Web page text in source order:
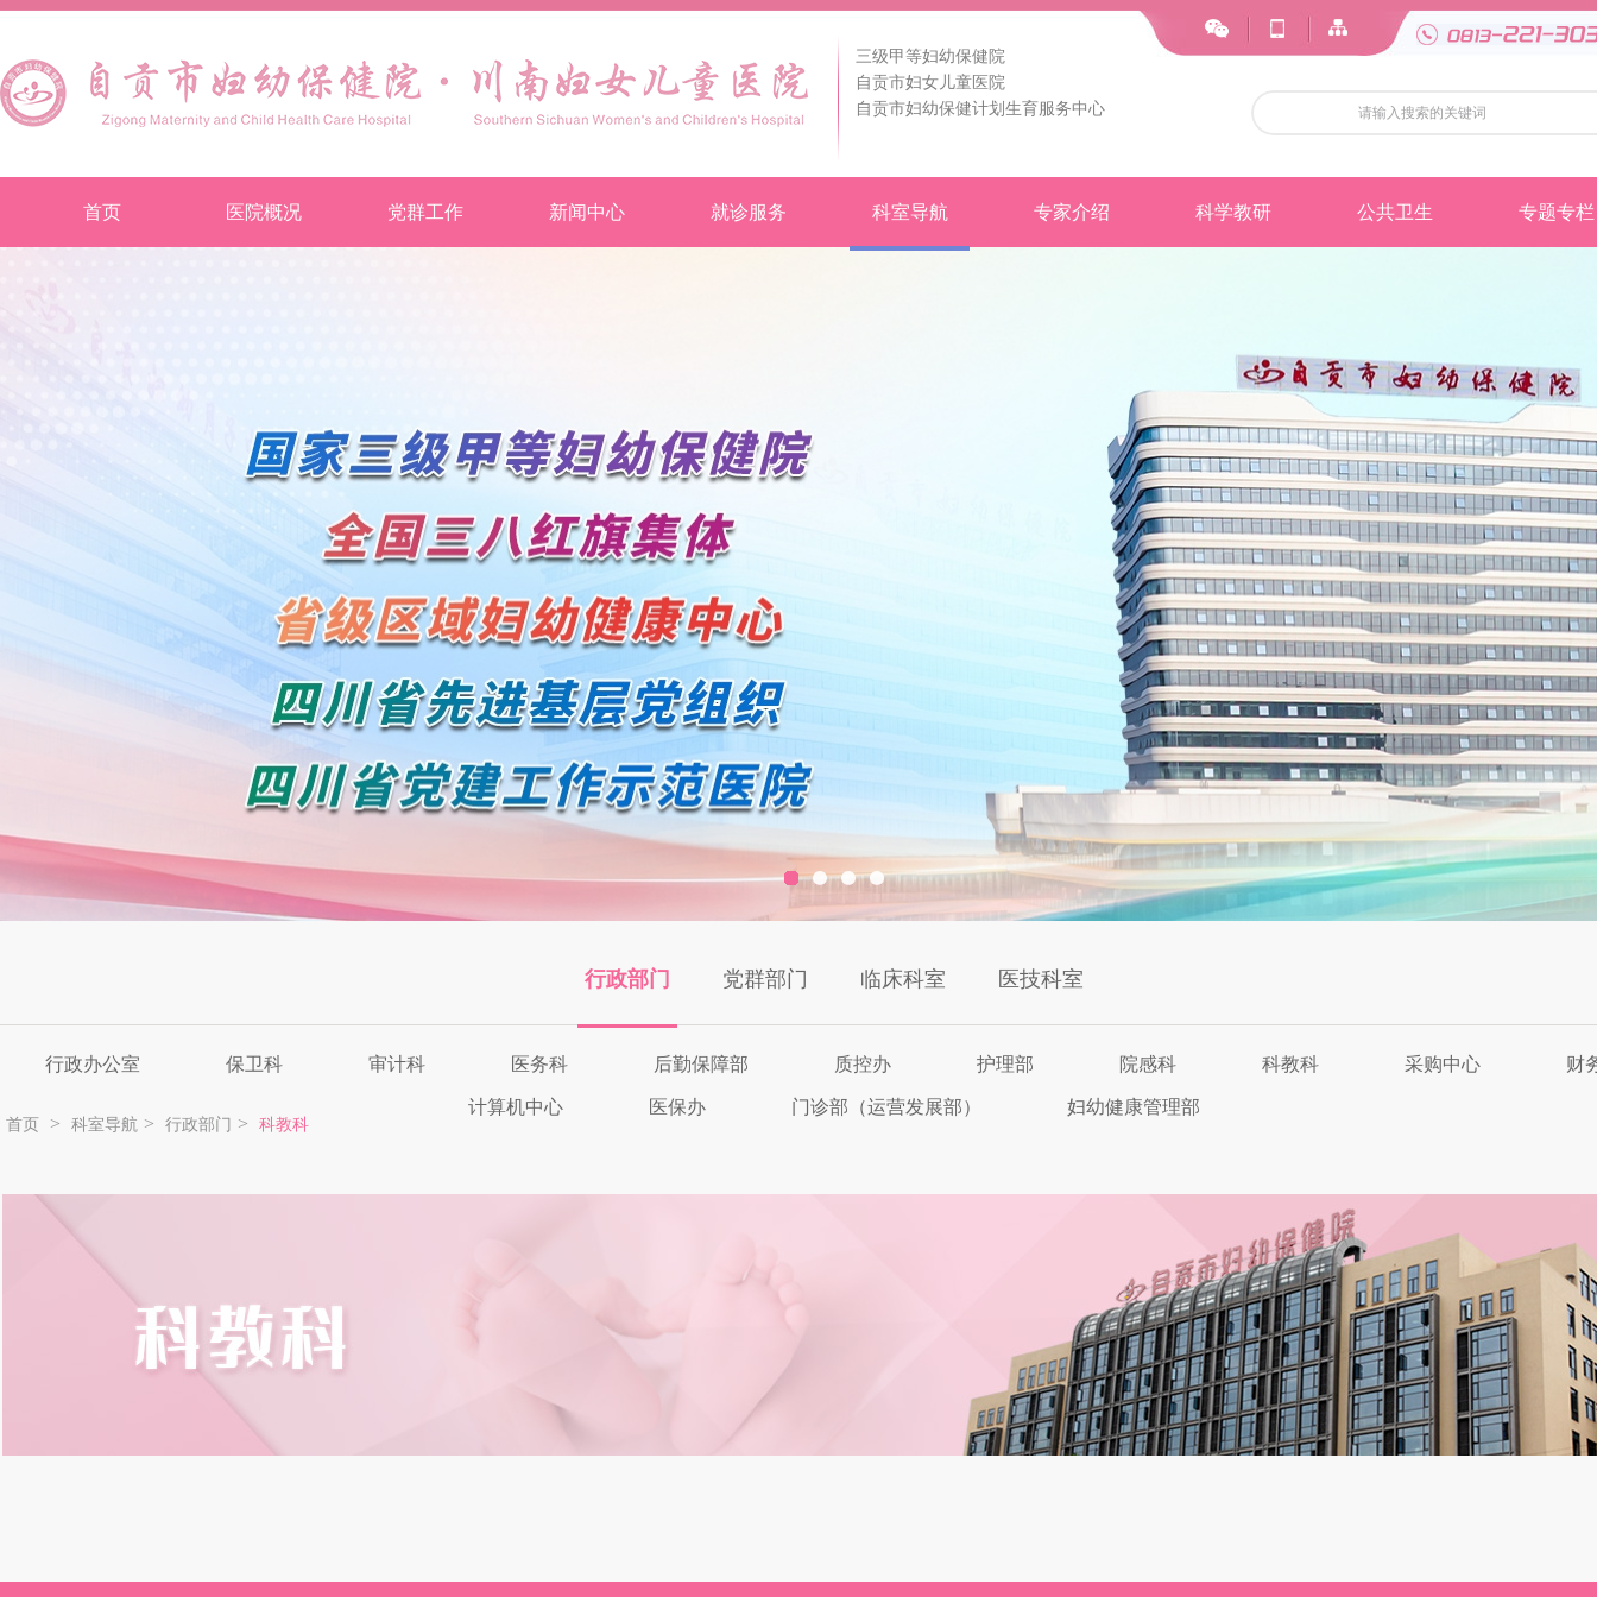
三级甲等妇幼保健院
自贡市妇女儿童医院
自贡市妇幼保健计划生育服务中心
首页 医院概况 党群工作 新闻中心 就诊服务 科室导航 专家介绍 科学教研 公共卫生 专题专栏
行政部门
行政办公室 保卫科 审计科 医务科 后勤保障部 质控办 护理部 院感科 科教科 采购中心 财
计算机中心 医保办 门诊部（运营发展部） 妇幼健康管理部
党群部门 临床科室 医技科室
首页 > 科室导航 > 行政部门 > 科教科